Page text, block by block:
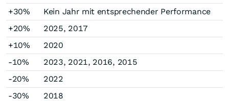
+30%
Kein Jahr mit entsprechender Performance
+20%
2025, 2017
+10%
2020
-10%
2023, 2021, 2016, 2015
-20%
2022
-30%
2018